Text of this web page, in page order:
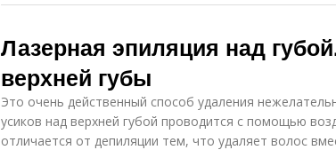
Лазерная эпиляция над
верхней губы
Это очень действенный способ удаления
усиков над верхней губой проводится с помощью
отличается от депиляции тем, что удаляет волос